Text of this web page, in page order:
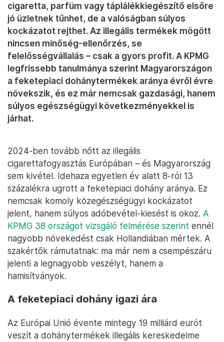
cigaretta, parfüm vagy táplálékkiegészítő elsőre
jó üzletnek tűnhet, de a valóságban súlyos
kockázatot rejthet. Az illegális termékek mögött
nincsen minőség-ellenőrzés, se
felelősségvállalás – csak a gyors profit. A KPMG
legfrissebb tanulmánya szerint Magyarországon
a feketepiaci dohánytermékek aránya évről évre
növekszik, és ez már nemcsak gazdasági, hanem
súlyos egészségügyi következményekkel is
járhat.
2024-ben tovább nőtt az illegális
cigarettafogyasztás Európában – és Magyarország
sem kivétel. Idehaza egyetlen év alatt 8-ról 13
százalékra ugrott a feketepiaci dohány aránya. Ez
nemcsak komoly közegészségügyi kockázatot
jelent, hanem súlyos adóbevétel-kiesést is okoz. A
KPMG 38 országot vizsgáló felmérése szerint ennél
nagyobb növekedést csak Hollandiában mértek. A
szakértők rámutatnak: ma már nem a csempészáru
jelenti a legnagyobb veszélyt, hanem a
hamisítványok.
A feketepiaci dohány igazi ára
Az Európai Unió évente mintegy 19 milliárd eurót
veszít a dohánytermékek illegális kereskedelme